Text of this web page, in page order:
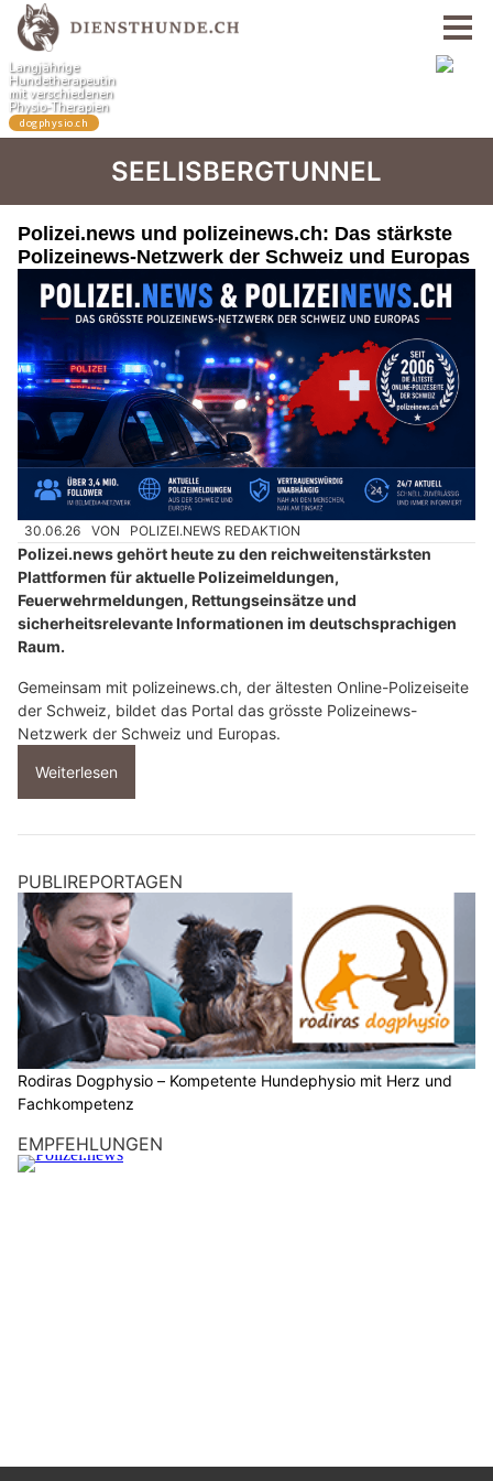
SEELISBERGTUNNEL
Polizei.news und polizeinews.ch: Das stärkste
Polizeinews-Netzwerk der Schweiz und Europas
30.06.26 VON POLIZEI.NEWS REDAKTION
Polizei.news gehört heute zu den reichweitenstärksten
Plattformen für aktuelle Polizeimeldungen,
Feuerwehrmeldungen, Rettungseinsätze und
sicherheitsrelevante Informationen im deutschsprachigen
Raum.
Gemeinsam mit polizeinews.ch, der ältesten Online-Polizeiseite
der Schweiz, bildet das Portal das grösste Polizeinews-
Netzwerk der Schweiz und Europas.
Weiterlesen
PUBLIREPORTAGEN
Rodiras Dogphysio – Kompetente Hundephysio mit Herz und
Fachkompetenz
EMPFEHLUNGEN